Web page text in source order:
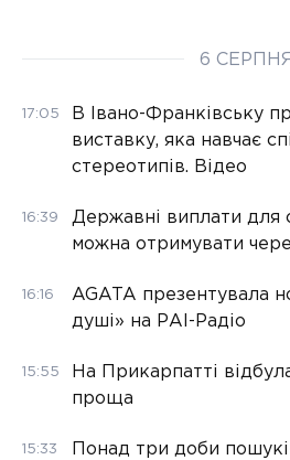
6 СЕРПНЯ
17:05
В Івано-Франківську
виставку, яка навчає
стереотипів. Відео
16:39
Державні виплати для
можна отримувати
16:16
AGATA презентувала
душі» на РАІ-Радіо
15:55
На Прикарпатті
проща
15:33
Понад три доби